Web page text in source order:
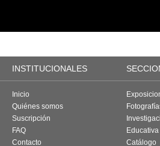
INSTITUCIONALES
Inicio
Quiénes somos
Suscripción
FAQ
Contacto
Educativa
Catálogo